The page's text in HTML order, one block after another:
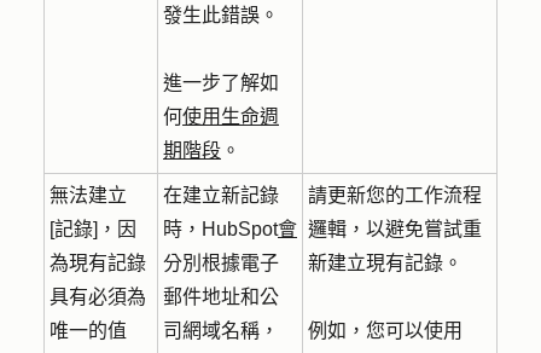
發生此錯誤。
進一步了解如
何使用生命週
期階段 。
無法建立
[記錄]，因
為現有記錄
具有必須為
唯一的值
在建立新記錄
時，HubSpot會
分別根據電子
郵件地址和公
司網域名稱，
請更新您的工作流程
邏輯，以避免嘗試重
新建立現有記錄。
例如，您可以使用